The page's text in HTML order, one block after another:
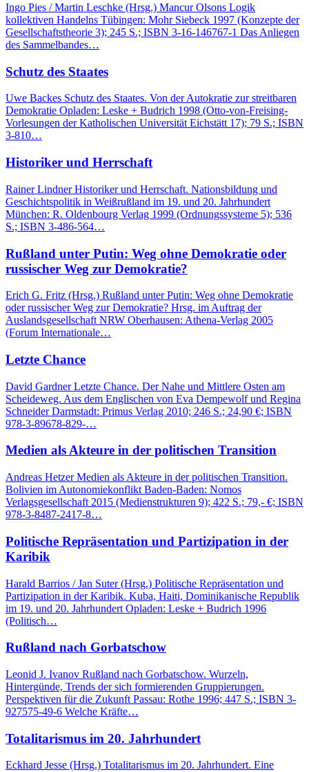
Ingo Pies / Martin Leschke (Hrsg.) Mancur Olsons Logik
kollektiven Handelns Tübingen: Mohr Siebeck 1997 (Konzepte der
Gesellschaftstheorie 3); 245 S.; ISBN 3-16-146767-1 Das Anliegen
des Sammelbandes…
Schutz des Staates
Uwe Backes Schutz des Staates. Von der Autokratie zur streitbaren
Demokratie Opladen: Leske + Budrich 1998 (Otto-von-Freising-
Vorlesungen der Katholischen Universität Eichstätt 17); 79 S.; ISBN
3-810…
Historiker und Herrschaft
Rainer Lindner Historiker und Herrschaft. Nationsbildung und
Geschichtspolitik in Weißrußland im 19. und 20. Jahrhundert
München: R. Oldenbourg Verlag 1999 (Ordnungssysteme 5); 536
S.; ISBN 3-486-564…
Rußland unter Putin: Weg ohne Demokratie oder
russischer Weg zur Demokratie?
Erich G. Fritz (Hrsg.) Rußland unter Putin: Weg ohne Demokratie
oder russischer Weg zur Demokratie? Hrsg. im Auftrag der
Auslandsgesellschaft NRW Oberhausen: Athena-Verlag 2005
(Forum Internationale…
Letzte Chance
David Gardner Letzte Chance. Der Nahe und Mittlere Osten am
Scheideweg. Aus dem Englischen von Eva Dempewolf und Regina
Schneider Darmstadt: Primus Verlag 2010; 246 S.; 24,90 €; ISBN
978-3-89678-829-…
Medien als Akteure in der politischen Transition
Andreas Hetzer Medien als Akteure in der politischen Transition.
Bolivien im Autonomiekonflikt Baden-Baden: Nomos
Verlagsgesellschaft 2015 (Medienstrukturen 9); 422 S.; 79,- €; ISBN
978-3-8487-2417-8…
Politische Repräsentation und Partizipation in der
Karibik
Harald Barrios / Jan Suter (Hrsg.) Politische Repräsentation und
Partizipation in der Karibik. Kuba, Haiti, Dominikanische Republik
im 19. und 20. Jahrhundert Opladen: Leske + Budrich 1996
(Politisch…
Rußland nach Gorbatschow
Leonid J. Ivanov Rußland nach Gorbatschow. Wurzeln,
Hintergünde, Trends der sich formierenden Gruppierungen.
Perspektiven für die Zukunft Passau: Rothe 1996; 447 S.; ISBN 3-
927575-49-6 Welche Kräfte…
Totalitarismus im 20. Jahrhundert
Eckhard Jesse (Hrsg.) Totalitarismus im 20. Jahrhundert. Eine